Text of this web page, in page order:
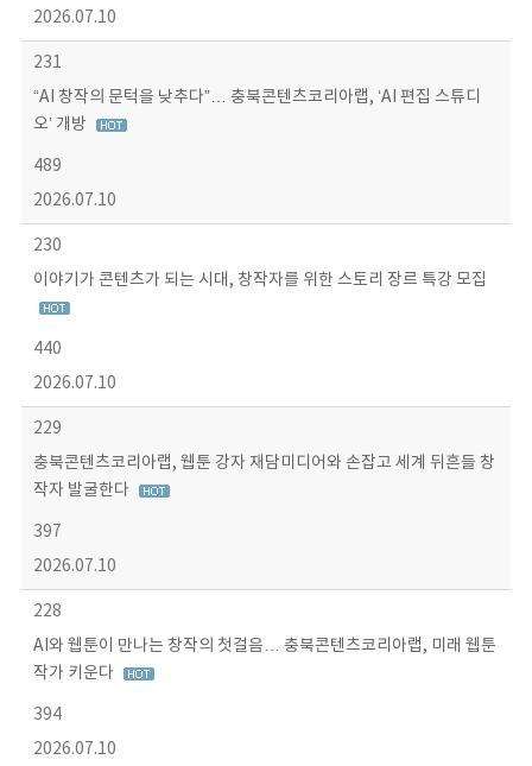
2026.07.10
231
“AI 창작의 문턱을 낮추다”… 충북콘텐츠코리아랩, ‘AI 편집 스튜디
오’ 개방
489
2026.07.10
230
이야기가 콘텐츠가 되는 시대, 창작자를 위한 스토리 장르 특강 모집
440
2026.07.10
229
충북콘텐츠코리아랩, 웹툰 강자 재담미디어와 손잡고 세계 뒤흔들 창
작자 발굴한다
397
2026.07.10
228
AI와 웹툰이 만나는 창작의 첫걸음… 충북콘텐츠코리아랩, 미래 웹툰
작가 키운다
394
2026.07.10